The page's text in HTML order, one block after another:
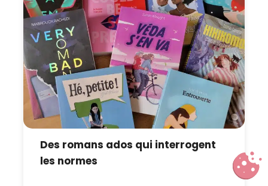
Des romans ados qui interrogent
les normes